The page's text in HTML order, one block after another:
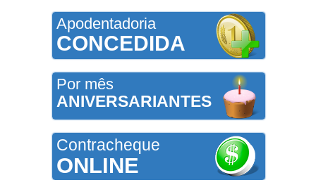
Apodentadoria
CONCEDIDA
Por mês
ANIVERSARIANTES
Contracheque
ONLINE